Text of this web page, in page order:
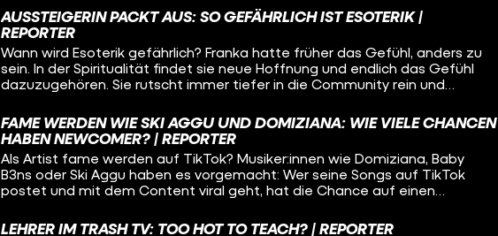
Männer?
AUSSTEIGERIN PACKT AUS: SO GEFÄHRLICH IST ESOTERIK |
REPORTER
Wann wird Esoterik gefährlich? Franka hatte früher das Gefühl, anders zu
sein. In der Spiritualität findet sie neue Hoffnung und endlich das Gefühl
dazuzugehören. Sie rutscht immer tiefer in die Community rein und
als sie auf eine Abzocke reinfällt und ihre beste Freundin mit reinzieht,
schafft sie den Ausstieg aus der Szene.
FAME WERDEN WIE SKI AGGU UND DOMIZIANA: WIE VIELE CHANCEN
HABEN NEWCOMER? | REPORTER
Als Artist fame werden auf TikTok? Musiker:innen wie Domiziana, Baby
B3ns oder Ski Aggu haben es vorgemacht: Wer seine Songs auf TikTok
postet und mit dem Content viral geht, hat die Chance auf einen
das auch schaffen – wie funktioniert das?
LEHRER IM TRASH TV: TOO HOT TO TEACH? | REPORTER